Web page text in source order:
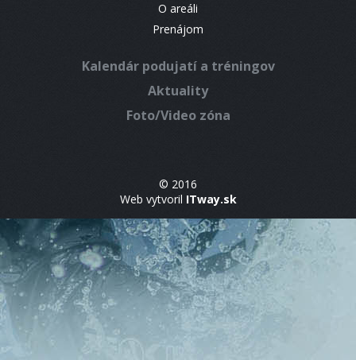
O areáli
Prenájom
Kalendár podujatí a tréningov
Aktuality
Foto/Video zóna
© 2016
Web vytvoril ITway.sk